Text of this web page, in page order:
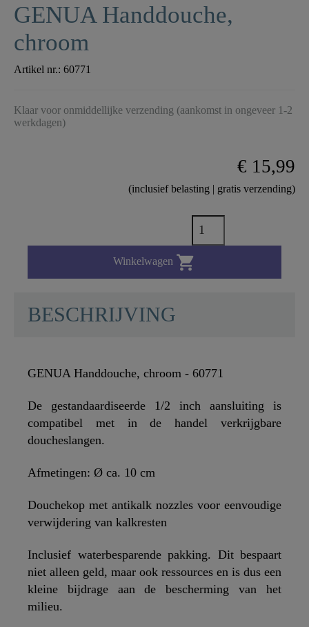
GENUA Handdouche,
chroom
Artikel nr.: 60771
Klaar voor onmiddellijke verzending (aankomst in ongeveer 1-2
werkdagen)
€ 15,99
(inclusief belasting | gratis verzending)
Winkelwagen 
BESCHRIJVING
GENUA Handdouche, chroom - 60771
De gestandaardiseerde 1/2 inch aansluiting is
compatibel met in de handel verkrijgbare
doucheslangen.
Afmetingen: Ø ca. 10 cm
Douchekop met antikalk nozzles voor eenvoudige
verwijdering van kalkresten
Inclusief waterbesparende pakking. Dit bespaart
niet alleen geld, maar ook ressources en is dus een
kleine bijdrage aan de bescherming van het
milieu.